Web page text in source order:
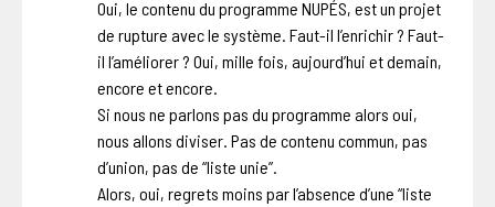
Oui, le contenu du programme NUPÉS, est un projet
de rupture avec le système. Faut-il l’enrichir ? Faut-
il l’améliorer ? Oui, mille fois, aujourd’hui et demain,
encore et encore.
Si nous ne parlons pas du programme alors oui,
nous allons diviser. Pas de contenu commun, pas
d’union, pas de “liste unie”.
Alors, oui, regrets moins par l’absence d’une “liste